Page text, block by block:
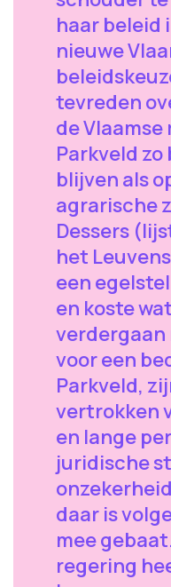
haar beleid
nieuwe
tevreden
de
Parkveld
blijven als
agrarische
Dessers
het
een
en koste
verdergaan
voor een
Parkveld,
vertrokken
en lange
juridische
daar is
mee
regering